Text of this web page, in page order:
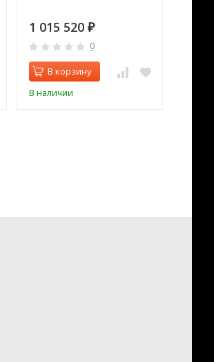
1 015 520 ₽
0
В корзину
В наличии